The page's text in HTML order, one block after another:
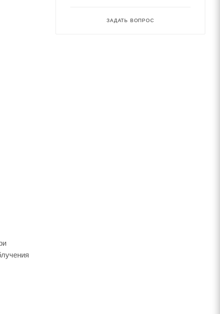
ЗАДАТЬ ВОПРОС